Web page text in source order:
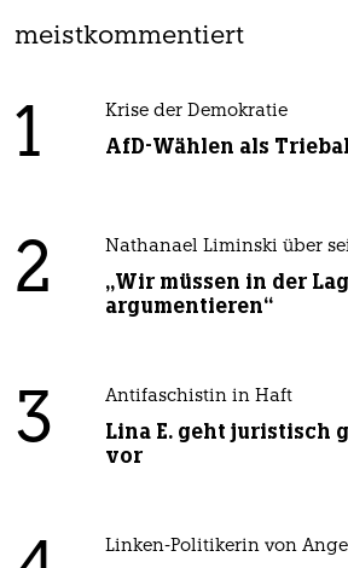
meistkommentiert
1 Krise der Demokratie
AfD-Wählen als
2 Nathanael Liminski über
„Wir müssen in der
argumentieren“
3 Antifaschistin in Haft
Lina E. geht juristisch
vor
Linken-Politikerin von